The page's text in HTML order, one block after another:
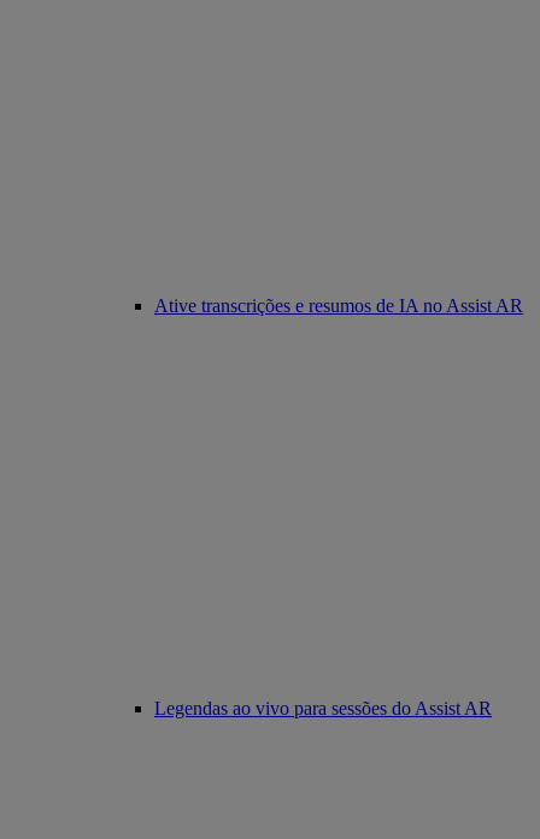
Ative transcrições e resumos de IA no Assist AR
Legendas ao vivo para sessões do Assist AR